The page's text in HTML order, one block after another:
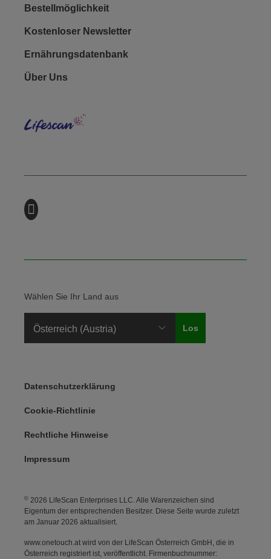
Bestellmöglichkeit
Kostenloser Newsletter
Ernährungsdatenbank
Footer - Social
Über Uns
Wählen Sie Ihr Land aus
Legal Menu
Datenschutzerklärung
Cookie-Richtlinie
Rechtliche Hinweise
Impressum
© 2026 LifeScan Enterprises LLC. Alle Warenzeichen sind
Eigentum der entsprechenden Besitzer. Diese Seite wurde zuletzt
am Januar 2026 aktualisiert.
www.onetouch.at wird von der LifeScan Österreich GmbH, die in
Österreich registriert ist, veröffentlicht. Firmenbuchnummer: